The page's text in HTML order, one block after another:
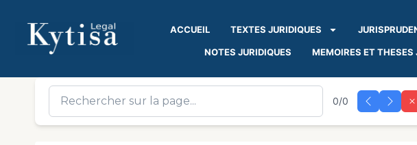
ACCUEIL TEXTES JURIDIQUES
NOTES JURIDIQUES MEMOIRES ET THESES
0/0